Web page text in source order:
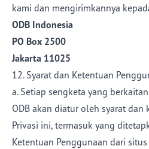
kami dan mengirimkannya
ODB Indonesia
PO Box 2500
Jakarta 11025
12. Syarat dan Ketentuan
a. Setiap sengketa yang
ODB akan diatur oleh syarat dan
Privasi ini, termasuk yang
Ketentuan Penggunaan dari